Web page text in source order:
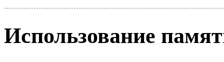
Использование